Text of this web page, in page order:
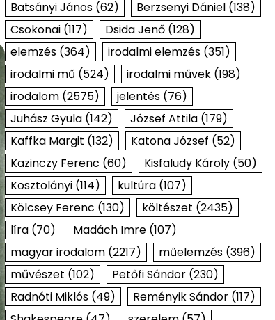
Batsányi János(62) Berzsenyi Dániel(138)
Csokonai(117) Dsida Jenő(128)
elemzés(364) irodalmi elemzés(351)
irodalmi mű (524) irodalmi művek(198)
irodalom(2575) jelentés(76)
Juhász Gyula(142) József Attila(179)
Kaffka Margit (132) Katona József (52)
Kazinczy Ferenc (60) Kisfaludy Károly(50)
Kosztolányi(114) kultúra(107)
Kölcsey Ferenc (130) költészet (2435)
líra(70) Madách Imre(107)
magyar irodalom(2217) műelemzés(396)
művészet (102) Petőfi Sándor(230)
Radnóti Miklós(49) Reményik Sándor(117)